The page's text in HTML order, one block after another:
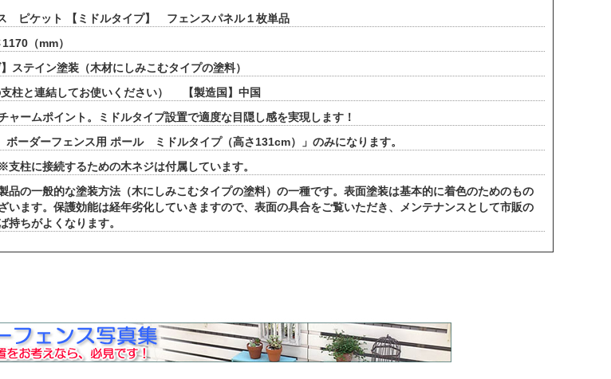
ピケット 【ミドルタイプ】 フェンスパネル１枚単品
（mm）
ステイン塗装（木材にしみこむタイプの塗料）
支柱と連結してお使いください） 【製造国】中国
ャームポイント。ミドルタイプ設置で適度な目隠し感を実現します！
ーダーフェンス用 ポール ミドルタイプ（高さ131cm）」のみになります。
柱に接続するための木ネジは付属しています。
品の一般的な塗装方法（木にしみこむタイプの塗料）の一種です。表面塗装は基本的に着色のためのもの
います。保護効能は経年劣化していきますので、表面の具合をご覧いただき、メンテナンスとして市販の
持ちがよくなります。